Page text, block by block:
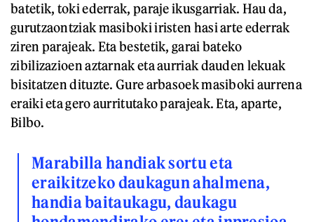
batetik, toki ederrak, paraje ikusgarriak. Hau da,
gurutzaontziak masiboki iristen hasi arte ederrak
ziren parajeak. Eta bestetik, garai bateko
zibilizazioen aztarnak eta aurriak dauden lekuak
bisitatzen dituzte. Gure arbasoek masiboki aurrena
eraiki eta gero aurritutako parajeak. Eta, aparte,
Bilbo.
Marabilla handiak sortu eta
eraikitzeko daukagun ahalmena,
handia baitaukagu, daukagu